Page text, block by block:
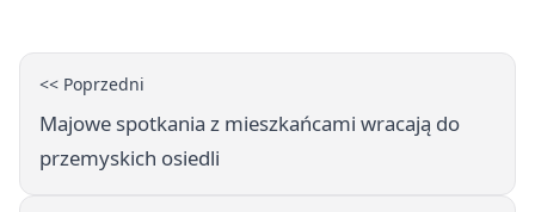
<< Poprzedni
Majowe spotkania z mieszkańcami wracają do
przemyskich osiedli